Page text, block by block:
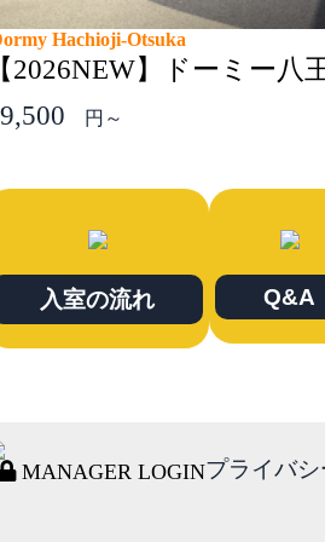
Hachioji-Otsuka
2026NEW】ドーミー八
円～
入室の流れ Q&A
MANAGER LOGINプライバ